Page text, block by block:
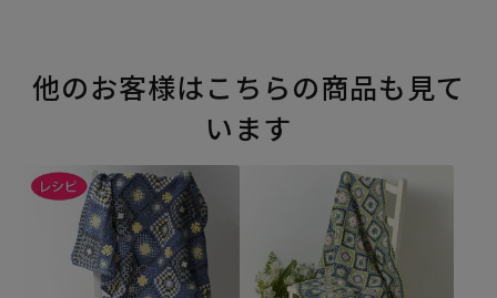
他のお客様はこちらの商品も見て
います